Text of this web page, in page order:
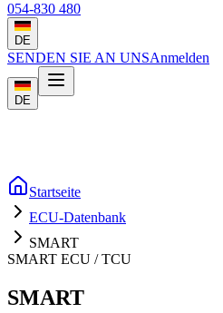
054-830 480
DE
SENDEN SIE AN UNSAnmelden
DE
Startseite
ECU-Datenbank
SMART
SMART ECU / TCU
SMART